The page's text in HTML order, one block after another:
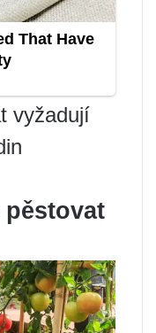
vyžadují
pěstovat